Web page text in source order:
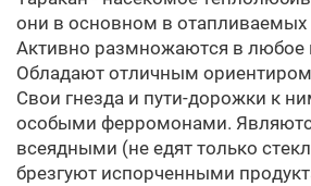
они в основном в отапливаемых
Активно размножаются в любое
Обладают отличным ориентиром
Свои гнезда и пути-дорожки к
особыми ферромонами.
всеядными (не едят только
брезгуют испорченными